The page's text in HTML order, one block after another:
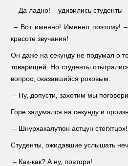
– Да ладно! – удивились студенты
– Вот именно! Именно поэтому!
красоте звучания!
Он даже на секунду не подумал о
товарищей. Но студенты
вопрос, оказавшийся роковым:
– Ну, допусти, захотим мы
Горе задумался на секунду и
– Шнурхакалутюн астцун стегхтцох!
Студенты, ожидавшие услышать
– Как-как? А ну, повтори!